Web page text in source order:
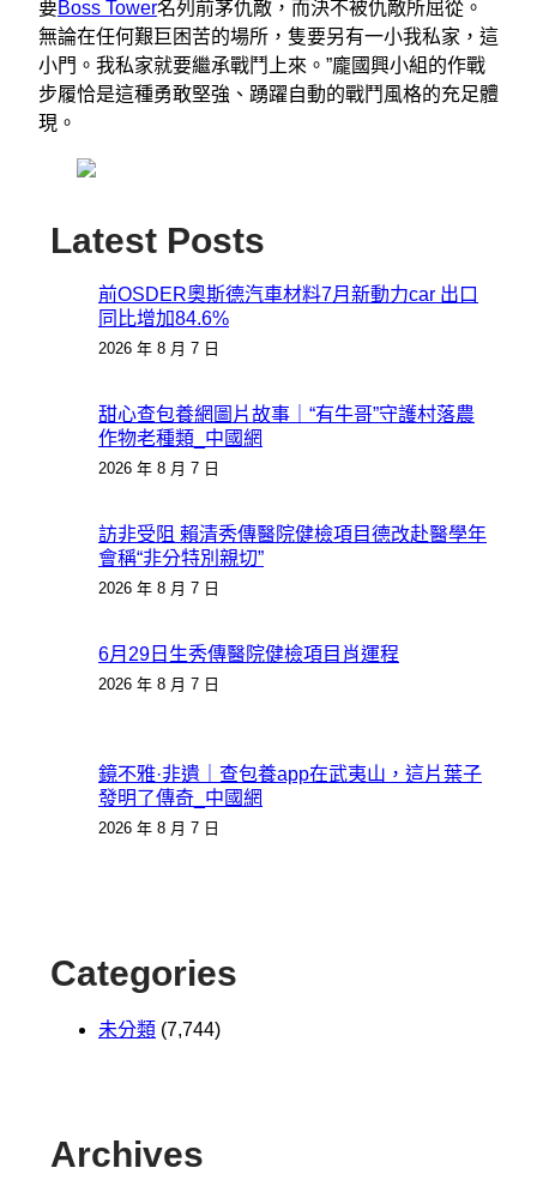
要Boss Tower名列前茅仇敵，而決不被仇敵所屈從。
無論在任何艱巨困苦的場所，隻要另有一小我私家，這
小門。我私家就要繼承戰鬥上來。”龐國興小組的作戰
步履恰是這種勇敢堅強、踴躍自動的戰鬥風格的充足體
現。
Latest Posts
前OSDER奧斯德汽車材料7月新動力car 出口
同比增加84.6%
2026 年 8 月 7 日
甜心查包養網圖片故事｜“有牛哥”守護村落農
作物老種類_中國網
2026 年 8 月 7 日
訪非受阻 賴清秀傳醫院健檢項目德改赴醫學年
會稱“非分特別親切”
2026 年 8 月 7 日
6月29日生秀傳醫院健檢項目肖運程
2026 年 8 月 7 日
鏡不雅·非遺｜查包養app在武夷山，這片葉子
發明了傳奇_中國網
2026 年 8 月 7 日
Categories
未分類 (7,744)
Archives